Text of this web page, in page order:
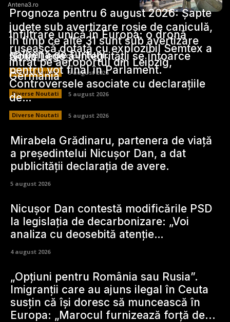
Antena3.ro
Stiri Diverse:
Prognoza pentru 6 august 2026: Șapte
județe sub avertizare roșie de caniculă,
în timp ce alte 31 sunt sub avertizare
galbenă de furtuni.
Diverse Noutati 5 august 2026
Infiltrare unică în Europa: o dronă
rusească dotată cu explozibil Semtex a
intrat pe aeroportul din Leipzig,
Germania
Diverse Noutati 5 august 2026
Noua Lege a Integrității se întoarce
pentru vot final în Parlament.
Controversele asociate cu declarațiile
de…
Diverse Noutati 5 august 2026
Mirabela Grădinaru, partenera de viață
a președintelui Nicușor Dan, a dat
publicității declarația de avere.
5 august 2026
Nicușor Dan contestă modificările PSD
la legislația de decarbonizare: „Voi
analiza cu deosebită atenție…
4 august 2026
„Opțiuni pentru România sau Rusia”.
Imigranții care au ajuns ilegal în Ceuta
susțin că își doresc să muncească în
Europa: „Marocul furnizează forță de...